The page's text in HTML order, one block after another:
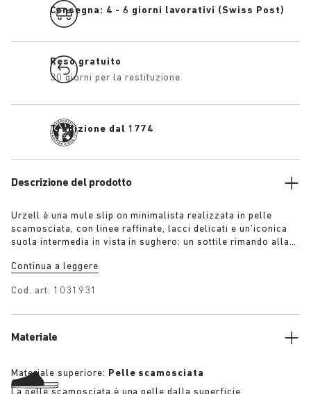
Consegna: 4 - 6 giorni lavorativi (Swiss Post)
Reso gratuito
30 giorni per la restituzione
Tradizione dal 1774
Descrizione del prodotto
Urzell è una mule slip on minimalista realizzata in pelle
scamosciata, con linee raffinate, lacci delicati e un’iconica
suola intermedia in vista in sughero: un sottile rimando alla
sobria, è disponibile nelle sfumature tono su tono di tortora,
Continua a leggere
Cod. art. 1031931
Materiale
Materiale superiore: Pelle scamosciata